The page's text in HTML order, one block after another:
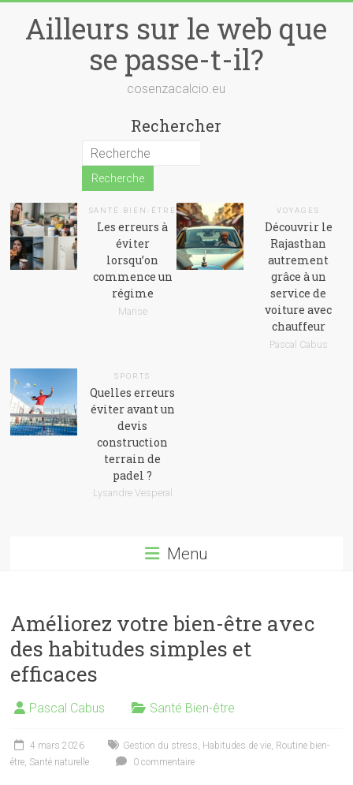
contentAilleurs sur le web que
se passe-t-il?
cosenzacalcio.eu
Rechercher
SANTÉ BIEN-ÊTRE
Les erreurs à
éviter
lorsqu’on
commence un
régime
Marise
VOYAGES
Découvrir le
Rajasthan
autrement
grâce à un
service de
voiture avec
chauffeur
Pascal Cabus
SPORTS
Quelles erreurs
éviter avant un
devis
construction
terrain de
padel ?
Lysandre Vesperal
Menu
Améliorez votre bien-être avec
des habitudes simples et
efficaces
Pascal Cabus Santé Bien-être
4 mars 2026 Gestion du stress, Habitudes de vie, Routine bien-
être, Santé naturelle 0 commentaire